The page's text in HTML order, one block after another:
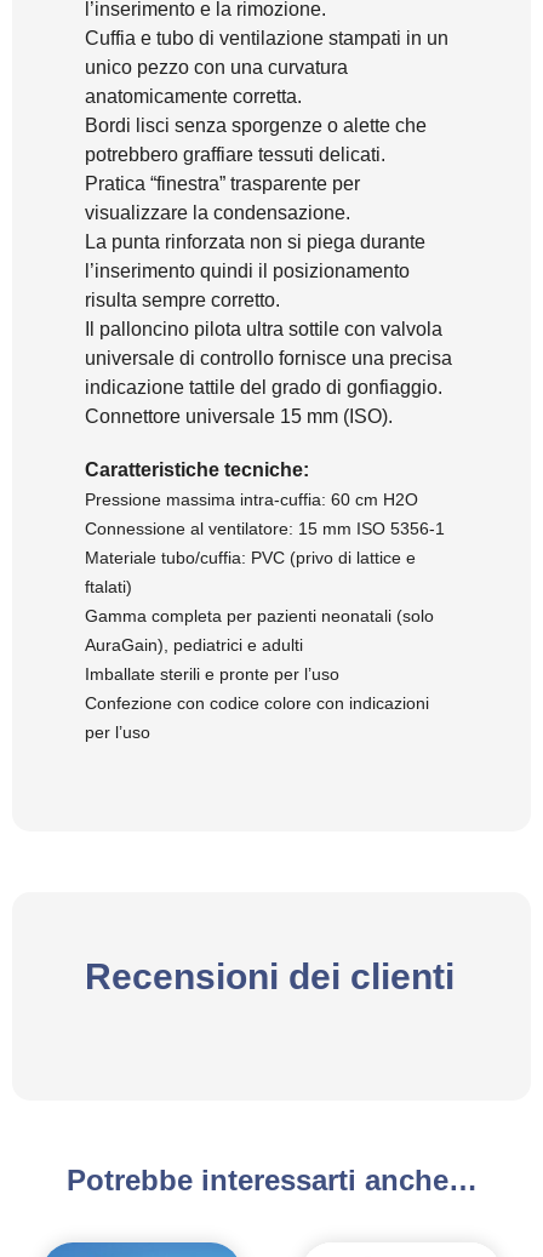
l’inserimento e la rimozione.
Cuffia e tubo di ventilazione stampati in un
unico pezzo con una curvatura
anatomicamente corretta.
Bordi lisci senza sporgenze o alette che
potrebbero graffiare tessuti delicati.
Pratica “finestra” trasparente per
visualizzare la condensazione.
La punta rinforzata non si piega durante
l’inserimento quindi il posizionamento
risulta sempre corretto.
Il palloncino pilota ultra sottile con valvola
universale di controllo fornisce una precisa
indicazione tattile del grado di gonfiaggio.
Connettore universale 15 mm (ISO).
Caratteristiche tecniche:
Pressione massima intra-cuffia: 60 cm H2O
Connessione al ventilatore: 15 mm ISO 5356-1
Materiale tubo/cuffia: PVC (privo di lattice e
ftalati)
Gamma completa per pazienti neonatali (solo
AuraGain), pediatrici e adulti
Imballate sterili e pronte per l’uso
Confezione con codice colore con indicazioni
per l’uso
Recensioni dei clienti
Potrebbe interessarti anche…